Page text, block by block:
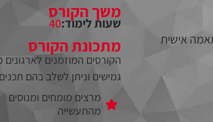
אישית
משך הקורס
שעות לימוד:40
מתכונת הקורס
הקורסים המוזמנים
גמישים וניתן לשלב בהם תכנים
מרצים מומחים ומנוסים
מהתעשייה